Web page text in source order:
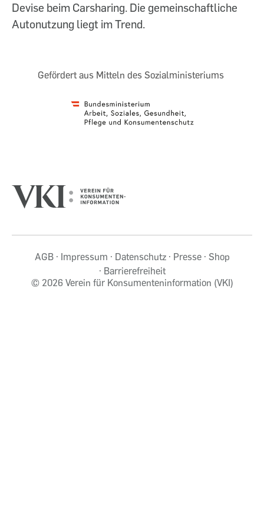
Devise beim Carsharing. Die gemeinschaftliche
Autonutzung liegt im Trend.
Gefördert aus Mitteln des Sozialministeriums
AGB Impressum Datenschutz Presse
Shop
Barrierefreiheit
© 2026 Verein für Konsumenteninformation (VKI)